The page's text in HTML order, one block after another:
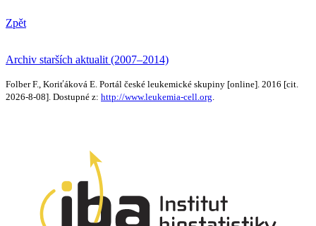
Zpět
Archiv starších aktualit (2007–2014)
Folber F., Koriťáková E. Portál české leukemické skupiny [online]. 2016 [cit.
2026-8-08]. Dostupné z: http://www.leukemia-cell.org.